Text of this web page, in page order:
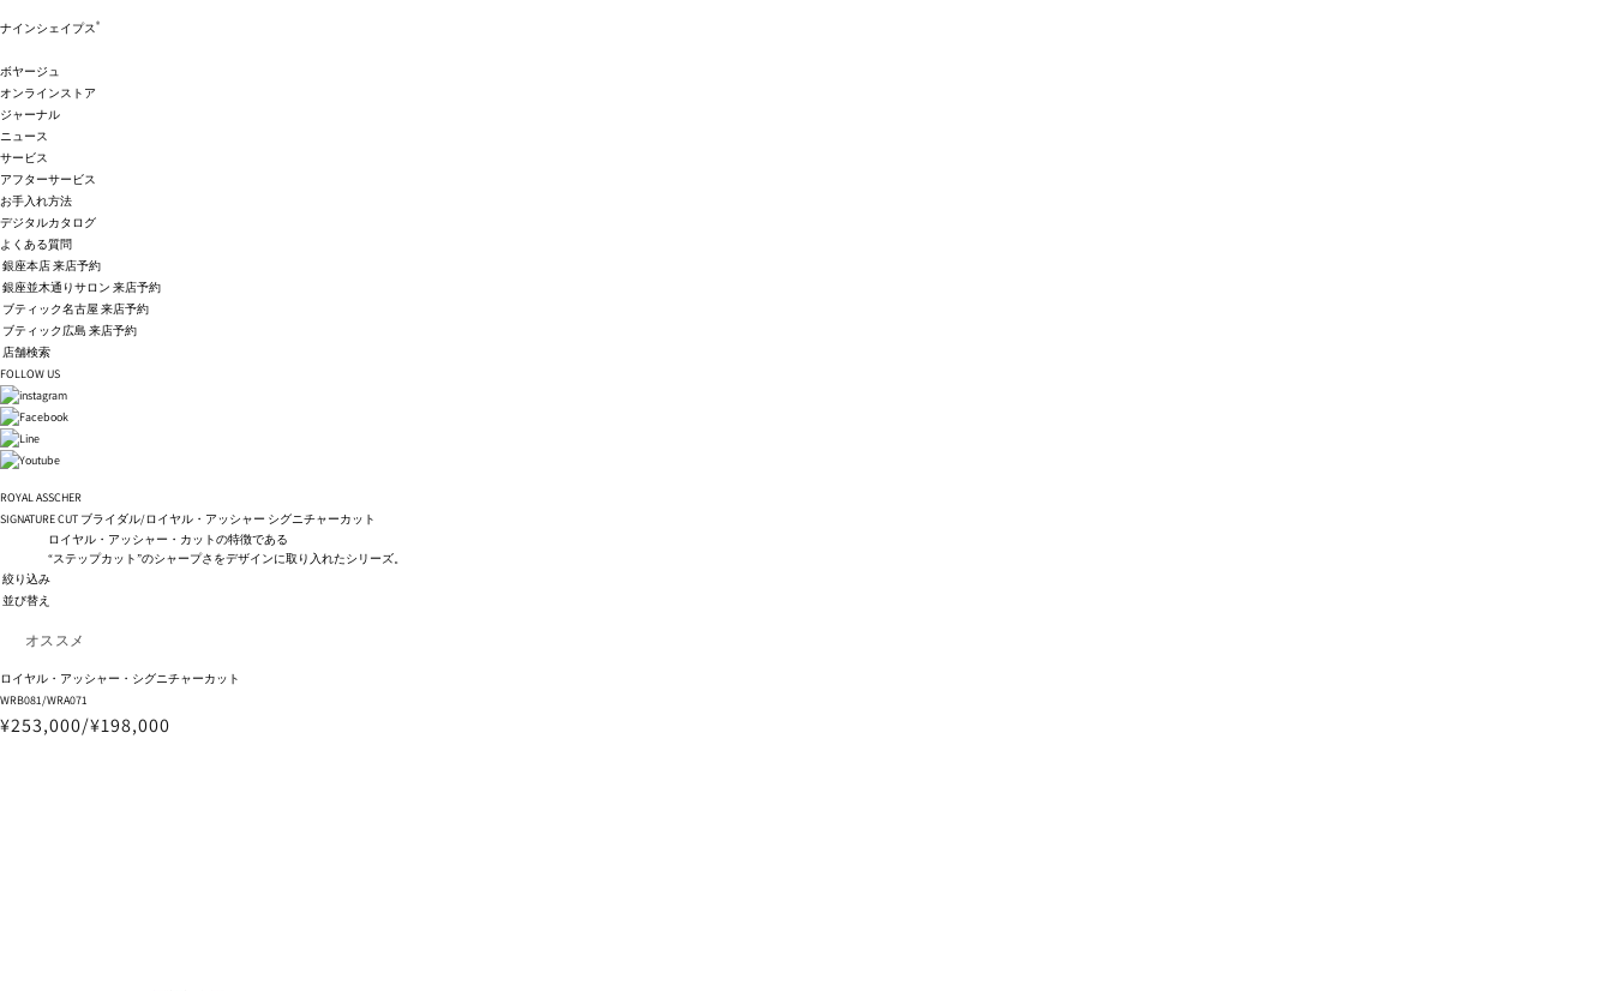
ナインシェイプス®
ボヤージュ
オンラインストア
ジャーナル
ニュース
サービス
アフターサービス
お手入れ方法
デジタルカタログ
よくある質問
銀座本店 来店予約
銀座並木通りサロン 来店予約
ブティック名古屋 来店予約
ブティック広島 来店予約
店舗検索
FOLLOW US
ROYAL ASSCHER
SIGNATURE CUT ブライダル/ロイヤル・アッシャー シグニチャーカット
ロイヤル・アッシャー・カットの特徴である
“ステップカット”のシャープさをデザインに取り入れたシリーズ。
絞り込み
並び替え
ロイヤル・アッシャー・シグニチャーカット
WRB081/WRA071
¥253,000/¥198,000